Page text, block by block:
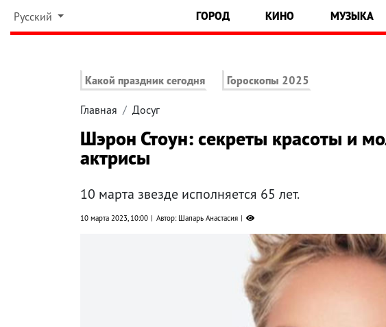
Русский ГОРОД КИНО МУЗЫКА
Какой праздник сегодня Гороскопы 2025
Главная Досуг
Шэрон Стоун: секреты красоты и
актрисы
10 марта звезде исполняется 65 лет.
10 марта 2023, 10:00 Автор: Шапарь Анастасия